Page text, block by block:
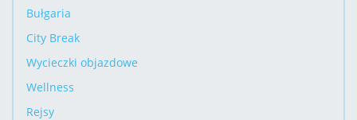
Bułgaria
City Break
Wycieczki objazdowe
Wellness
Rejsy